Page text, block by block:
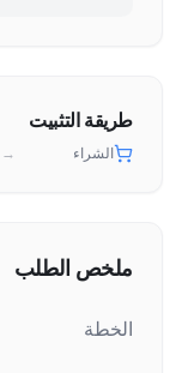
طريقة التثبيت
الشراء →
ملخص الطلب
الخطة